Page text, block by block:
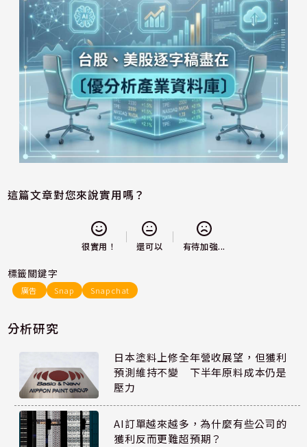
這篇文章對您來說實用嗎？
很實用！ 還可以 有待加強...
標籤關鍵字
廣告 Snap Snapchat
分析研究
日本塗料上修全年營收展望，但獲利
預測維持不變 下半年原料成本仍是
壓力
AI訂單越來越多，為什麼有些公司的
獲利反而更難超預期？